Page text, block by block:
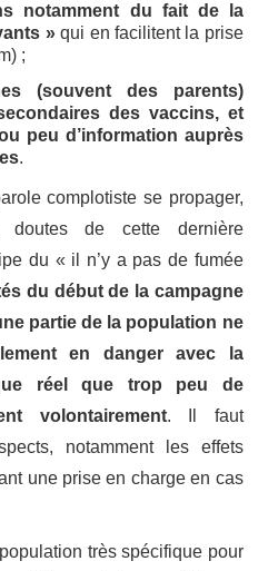
notamment du fait de la
»qui en facilitent la prise
;
(souvent des parents)
des vaccins, et
peu d’information auprès
.
complotiste se propager,
doutes de cette dernière
du « il n’y a pas de fumée
du début de la campagne
partie de la population ne
en danger avec la
réel que trop peu de
volontairement. Il faut
notamment les effets
une prise en charge en cas
très spécifique pour